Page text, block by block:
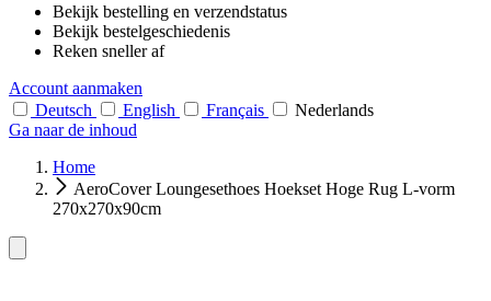
Bekijk bestelling en verzendstatus
Bekijk bestelgeschiedenis
Reken sneller af
Account aanmaken
Deutsch
English Français
Nederlands
Ga naar de inhoud
Home
AeroCover Loungesethoes Hoekset Hoge Rug L-vorm
270x270x90cm